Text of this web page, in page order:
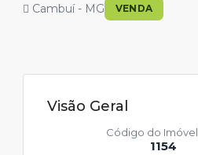
Cambuí - MG VENDA
Visão Geral
1154
Código do Imóvel